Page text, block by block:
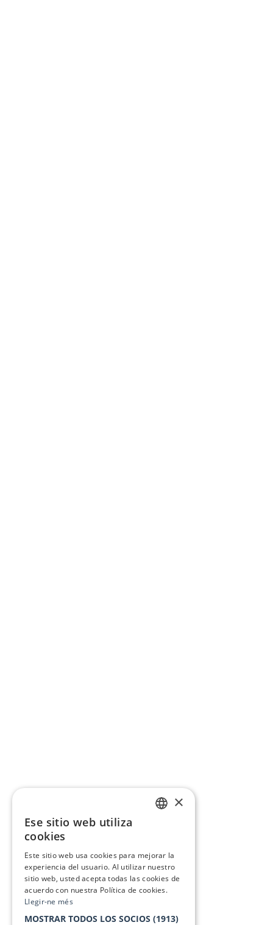
×
Ese sitio web utiliza
cookies
Este sitio web usa cookies para mejorar la
experiencia del usuario. Al utilizar nuestro
sitio web, usted acepta todas las cookies de
acuerdo con nuestra Política de cookies.
Llegir-ne més
MOSTRAR TODOS LOS SOCIOS (1913)